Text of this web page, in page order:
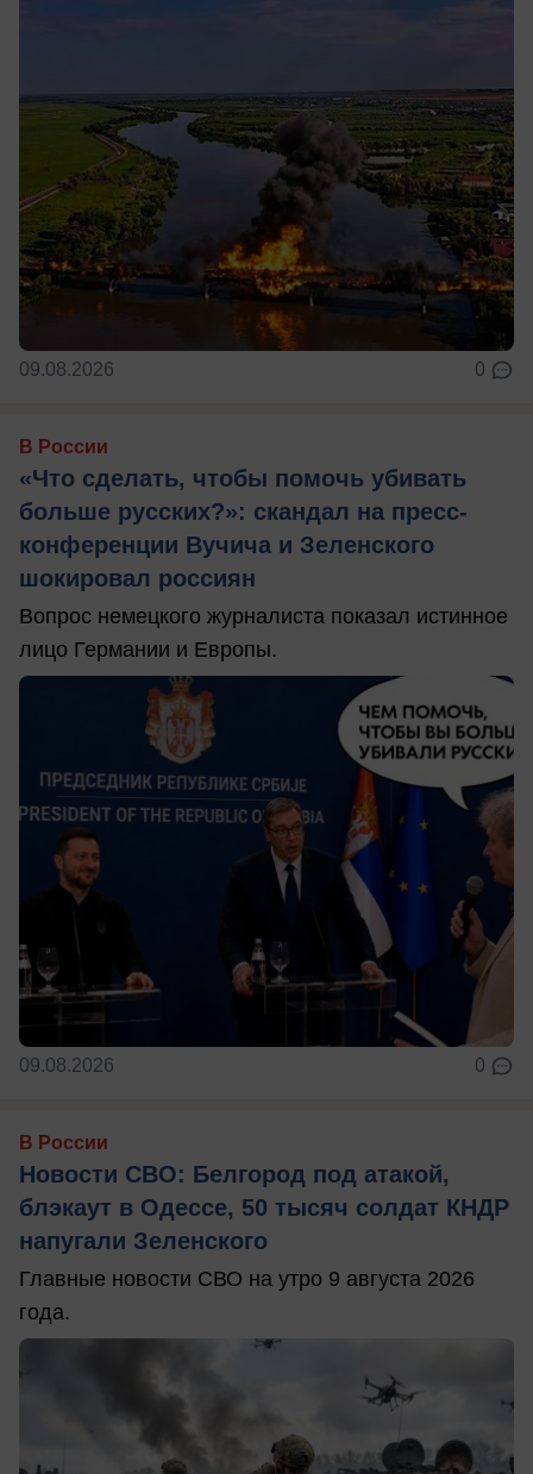
09.08.2026 0
В России
«Что сделать, чтобы помочь убивать
больше русских?»: скандал на пресс-
конференции Вучича и Зеленского
шокировал россиян
Вопрос немецкого журналиста показал истинное
лицо Германии и Европы.
09.08.2026 0
В России
Новости СВО: Белгород под атакой,
блэкаут в Одессе, 50 тысяч солдат КНДР
напугали Зеленского
Главные новости СВО на утро 9 августа 2026
года.